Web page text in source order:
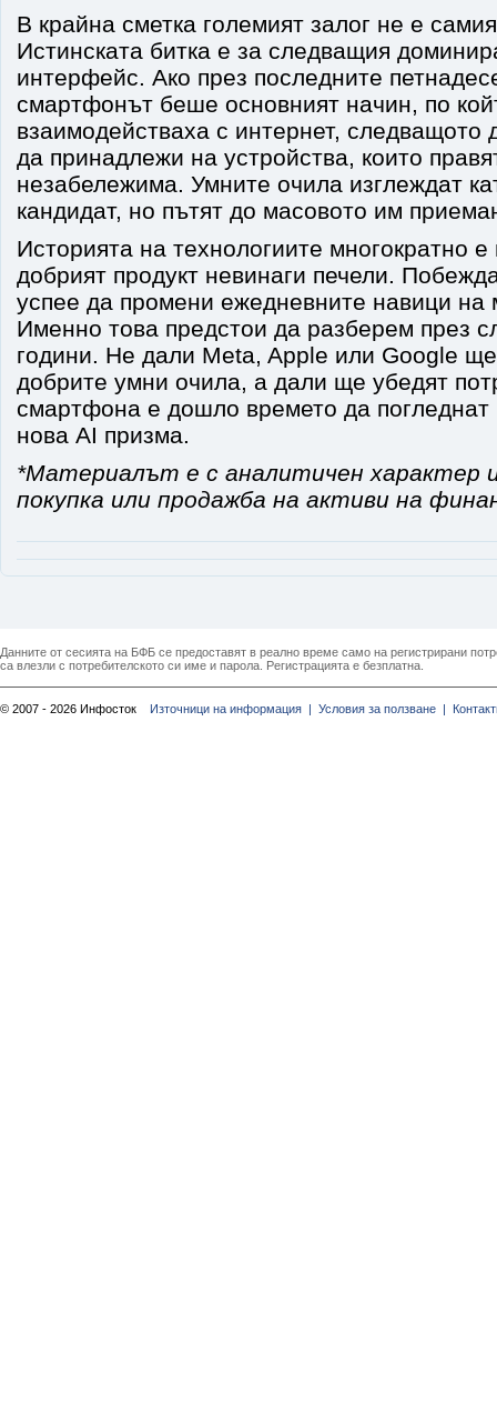
В крайна сметка големият залог не е
Истинската битка е за следващия
интерфейс. Ако през последните
смартфонът беше основният начин, по
взаимодействаха с интернет, следващото
да принадлежи на устройства, които
незабележима. Умните очила изглеждат
кандидат, но пътят до масовото им
Историята на технологиите многократно
добрият продукт невинаги печели.
успее да промени ежедневните навици на
Именно това предстои да разберем през
години. Не дали Meta, Apple или Google
добрите умни очила, а дали ще убедят
смартфона е дошло времето да погледнат
нова AI призма.
*Материалът е с аналитичен характер
покупка или продажба на активи на
Данните от сесията на БФБ се предоставят в реално време само на регистрирани
са влезли с потребителското си име и парола. Регистрацията е безплатна.
© 2007 - 2026 Инфосток Източници на информация | Условия за ползване |